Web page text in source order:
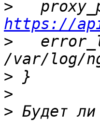
>
https://
>
>
>
> Будет